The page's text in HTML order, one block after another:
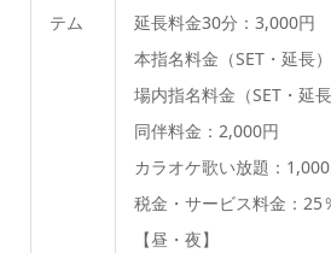
テム
延長料金30分：3,000円
本指名料金（SET・延長
場内指名料金（SET・延
同伴料金：2,000円
カラオケ歌い放題：
税金・サービス料金：25
【昼・夜】